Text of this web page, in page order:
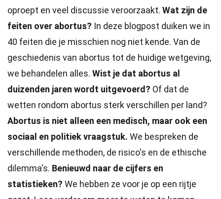
oproept en veel discussie veroorzaakt. Wat zijn de
feiten over abortus? In deze blogpost duiken we in
40 feiten die je misschien nog niet kende. Van de
geschiedenis van abortus tot de huidige wetgeving,
we behandelen alles. Wist je dat abortus al
duizenden jaren wordt uitgevoerd? Of dat de
wetten rondom abortus sterk verschillen per land?
Abortus is niet alleen een medisch, maar ook een
sociaal en politiek vraagstuk. We bespreken de
verschillende methoden, de risico's en de ethische
dilemma's. Benieuwd naar de cijfers en
statistieken? We hebben ze voor je op een rijtje